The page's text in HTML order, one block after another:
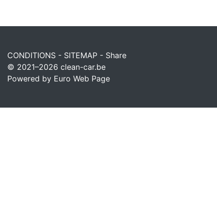
CONDITIONS - SITEMAP - Share
© 2021–2026 clean-car.be
Powered by Euro Web Page